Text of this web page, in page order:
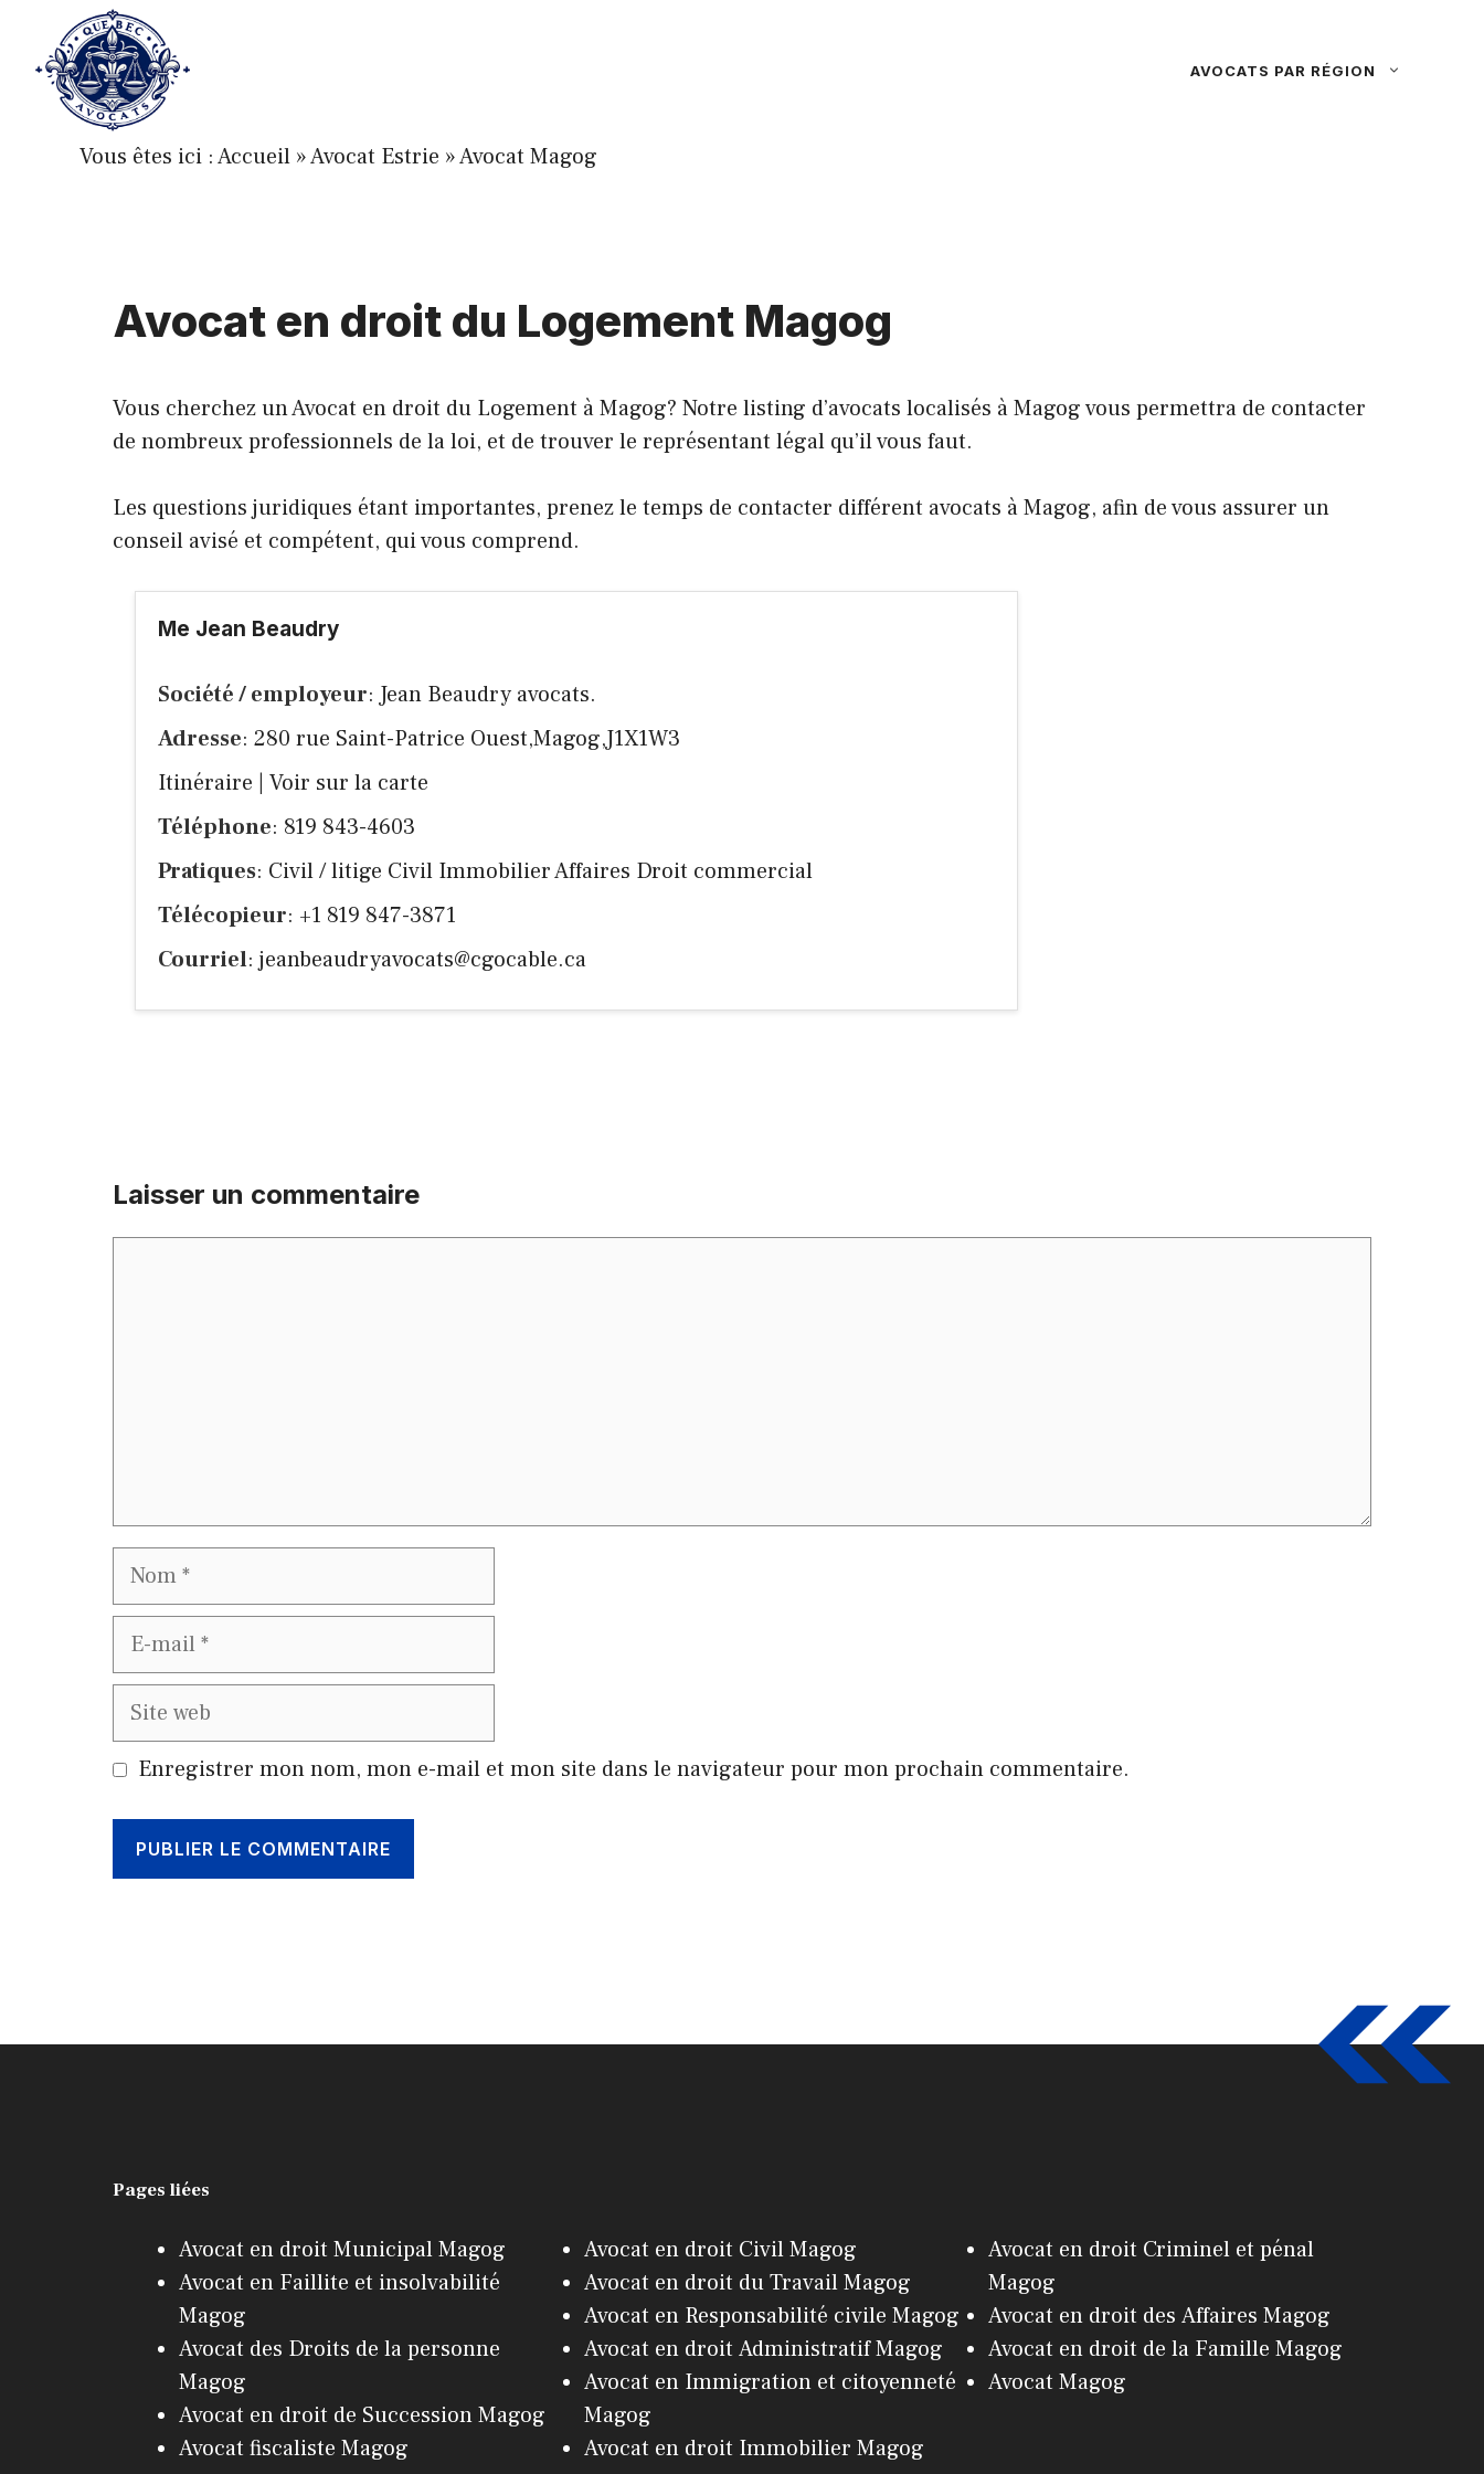
contenu
AVOCATS PAR RÉGION
Vous êtes ici :Accueil »Avocat Estrie »Avocat Magog
Avocat en droit du Logement Magog
Vous cherchez un Avocat en droit du Logement à Magog? Notre listing d’avocats localisés à Magog vous permettra de contacter
de nombreux professionnels de la loi, et de trouver le représentant légal qu’il vous faut.
Les questions juridiques étant importantes, prenez le temps de contacter différent avocats à Magog, afin de vous assurer un
conseil avisé et compétent, qui vous comprend.
Me Jean Beaudry
Société / employeur: Jean Beaudry avocats.
Adresse: 280 rue Saint-Patrice Ouest,Magog,J1X1W3
Itinéraire
Voir sur la carte
Téléphone: 819 843-4603
Pratiques: Civil / litige Civil Immobilier Affaires Droit commercial
Télécopieur: +1 819 847-3871
Courriel:jeanbeaudryavocats@cgocable.ca
Laisser un commentaire
Nom
E-
mail
Site
web
Enregistrer mon nom, mon e-mail et mon site dans le navigateur pour mon prochain commentaire.
Pages liées
Avocat en droit Municipal Magog
Avocat en Faillite et insolvabilité
Magog
Avocat des Droits de la personne
Magog
Avocat en droit de Succession Magog
Avocat fiscaliste Magog
Avocat en droit Civil Magog
Avocat en droit du Travail Magog
Avocat en Responsabilité civile Magog
Avocat en droit Administratif Magog
Avocat en Immigration et citoyenneté
Magog
Avocat en droit Immobilier Magog
Avocat en droit Criminel et pénal
Magog
Avocat en droit des Affaires Magog
Avocat en droit de la Famille Magog
Avocat Magog